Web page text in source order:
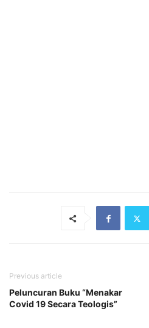
Previous article
Peluncuran Buku “Menakar
Covid 19 Secara Teologis”